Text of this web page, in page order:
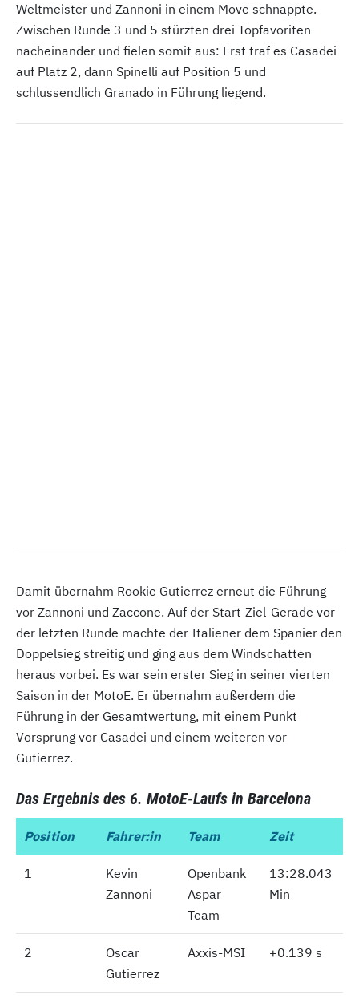
Weltmeister und Zannoni in einem Move schnappte.
Zwischen Runde 3 und 5 stürzten drei Topfavoriten
nacheinander und fielen somit aus: Erst traf es Casadei
auf Platz 2, dann Spinelli auf Position 5 und
schlussendlich Granado in Führung liegend.
Damit übernahm Rookie Gutierrez erneut die Führung
vor Zannoni und Zaccone. Auf der Start-Ziel-Gerade vor
der letzten Runde machte der Italiener dem Spanier den
Doppelsieg streitig und ging aus dem Windschatten
heraus vorbei. Es war sein erster Sieg in seiner vierten
Saison in der MotoE. Er übernahm außerdem die
Führung in der Gesamtwertung, mit einem Punkt
Vorsprung vor Casadei und einem weiteren vor
Gutierrez.
Das Ergebnis des 6. MotoE-Laufs in Barcelona
Position Fahrer:in Team Zeit
1
Kevin
Zannoni
Openbank
Aspar
Team
13:28.043
Min
2
Oscar
Gutierrez
Axxis-MSI +0.139 s
Position
1
2